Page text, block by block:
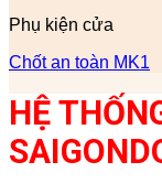
Phụ kiện cửa
Chốt an toàn MK1
HỆ